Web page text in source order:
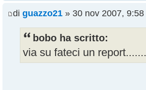
di guazzo21 » 30 nov 2007, 9:58
bobo ha scritto:
via su fateci un report.......